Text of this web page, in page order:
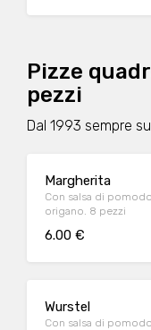
Pizze
pezzi
Dal 1993 sempre
Margherita
Con salsa di
origano. 8 pezzi
6.00 €
Wurstel
Con salsa di